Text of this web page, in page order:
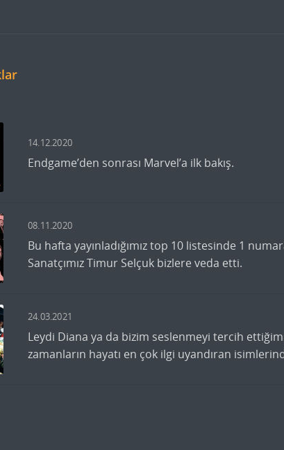
14.12.2020
Endgame’den sonrası Marvel’a ilk bakış.
08.11.2020
Bu hafta yayınladığımız top 10 listesinde 1
Sanatçımız Timur Selçuk bizlere veda etti.
24.03.2021
Leydi Diana ya da bizim seslenmeyi tercih
zamanların hayatı en çok ilgi uyandıran